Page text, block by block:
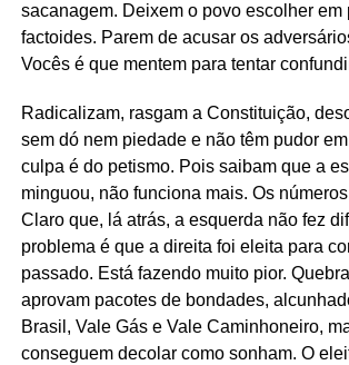
sacanagem. Deixem o povo escolher em
factoides. Parem de acusar os
Vocês é que mentem para tentar
Radicalizam, rasgam a Constituição,
sem dó nem piedade e não têm pudor
culpa é do petismo. Pois saibam que a
minguou, não funciona mais. Os
Claro que, lá atrás, a esquerda não fez
problema é que a direita foi eleita para
passado. Está fazendo muito pior.
aprovam pacotes de bondades,
Brasil, Vale Gás e Vale Caminhoneiro,
conseguem decolar como sonham. O